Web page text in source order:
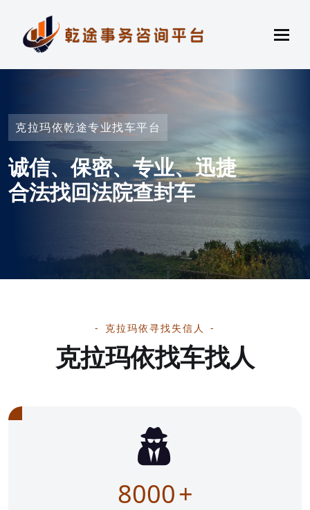
克拉玛依乾途专业找车平台
诚信、保密、专业、迅捷
合法找回法院查封车
克拉玛依寻找失信人
克拉玛依找车找人
8000+